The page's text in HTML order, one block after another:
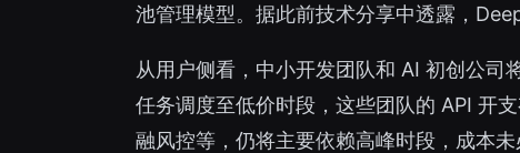
池管理模型。据此前技术分享中透露，
从用户侧看，中小开发团队和 AI 初创公司
任务调度至低价时段，这些团队的 API 开
融风控等，仍将主要依赖高峰时段，成本